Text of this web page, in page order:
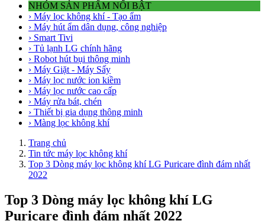
NHÓM SẢN PHẨM NỔI BẬT
› Máy lọc không khí - Tạo ẩm
› Máy hút ẩm dân dụng, công nghiệp
› Smart Tivi
› Tủ lạnh LG chính hãng
› Robot hút bụi thông minh
› Máy Giặt - Máy Sấy
› Máy lọc nước ion kiềm
› Máy lọc nước cao cấp
› Máy rửa bát, chén
› Thiết bị gia dụng thông minh
› Màng lọc không khí
Trang chủ
Tin tức máy lọc không khí
Top 3 Dòng máy lọc không khí LG Puricare đình đám nhất
2022
Top 3 Dòng máy lọc không khí LG
Puricare đình đám nhất 2022